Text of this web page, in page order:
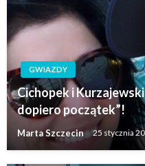
GWIAZDY
Cichopek i
dopiero początek”!
Marta Szczecin 25 stycznia